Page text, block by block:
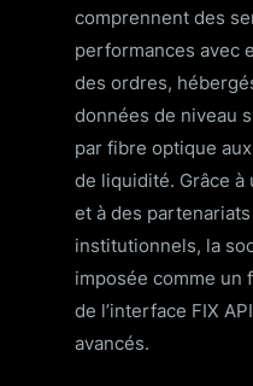
comprennent des
performances avec
des ordres,
données de niveau
par fibre optique
de liquidité. Grâce
et à des
institutionnels, la
imposée comme un
de l’interface FIX
avancés.